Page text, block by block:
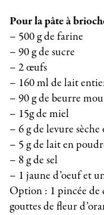
Pour la pâte à
– 500 g de farine
– 90 g de sucre
– 2 œufs
– 160 ml de lait
– 90 g de beurre mou
– 15g de miel
– 6 g de levure
– 5 g de lait en
– 8 g de sel
– 1 jaune d’oeuf et
Option : 1 pincée de
gouttes de fleur